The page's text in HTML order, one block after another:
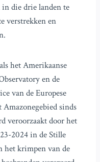
in die drie landen te
verstrekken en
het Amerikaanse
en de
van de Europese
sinds
veroorzaakt door het
2024 in de Stille
het krimpen van de